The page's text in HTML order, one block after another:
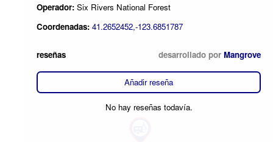
Operador: Six Rivers National Forest
Coordenadas: 41.2652452,-123.6851787
reseñas desarrollado por Mangrove
Añadir reseña
No hay reseñas todavía.